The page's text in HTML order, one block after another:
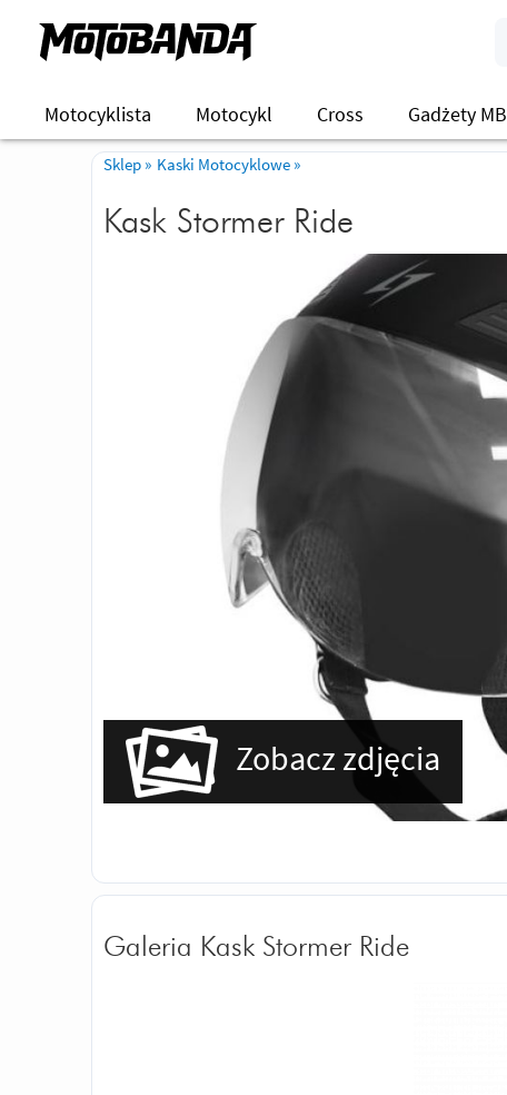
Motocyklista Motocykl Cross Gadżety MB
Sklep » Kaski Motocyklowe »
Kask Stormer Ride
Zobacz zdjęcia
Galeria Kask Stormer Ride